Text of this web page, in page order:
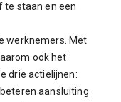
te staan en een
werknemers. Met
ook het
drie actielijnen:
aansluiting